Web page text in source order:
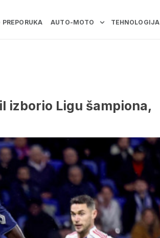
PREPORUKA AUTO-MOTO TEHNOLOGIJA
izborio Ligu šampiona,